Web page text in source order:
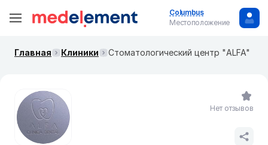
Columbus
Местоположение
Главная Клиники ​Стоматологический центр "ALFA"
Нет отзывов